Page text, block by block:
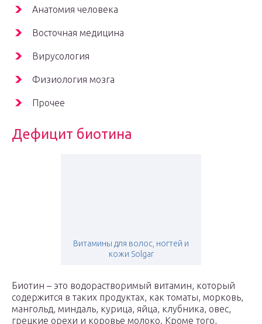
Aнатомия человека
Восточная медицина
Вирусология
Физиология мозга
Прочее
Дефицит биотина
Витамины для волос, ногтей и
кожи Solgar
Биотин – это водорастворимый витамин, который
содержится в таких продуктах, как томаты, морковь,
мангольд, миндаль, курица, яйца, клубника, овес,
грецкие орехи и коровье молоко. Кроме того,